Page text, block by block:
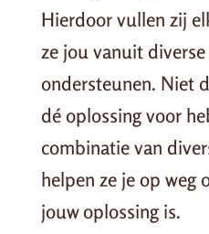
Hierdoor vullen zij
ze jou vanuit
ondersteunen. Niet
dé oplossing voor
combinatie van
helpen ze je op weg
jouw oplossing is.